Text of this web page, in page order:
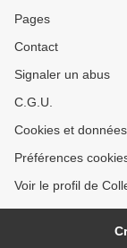
Pages
Contact
Signaler un abus
C.G.U.
Cookies et
Préférences
Voir le profil de